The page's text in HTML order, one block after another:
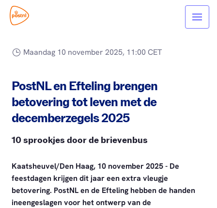
Maandag 10 november 2025, 11:00 CET
PostNL en Efteling brengen
betovering tot leven met de
decemberzegels 2025
10 sprookjes door de brievenbus
Kaatsheuvel/Den Haag, 10 november 2025 - De
feestdagen krijgen dit jaar een extra vleugje
betovering. PostNL en de Efteling hebben de handen
ineengeslagen voor het ontwerp van de